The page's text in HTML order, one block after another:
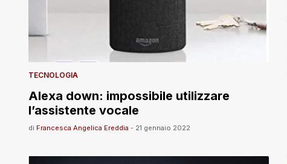
TECNOLOGIA
Alexa down: impossibile utilizzare
l’assistente vocale
di Francesca Angelica Ereddia - 21 gennaio 2022